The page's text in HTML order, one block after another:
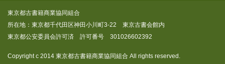
東京都古書籍商業協同組合
所在地：東京都千代田区神田小川町3-22 東京古書会館内
東京都公安委員会許可済 許可番号 301026602392
Copyright c 2014 東京都古書籍商業協同組合 All rights reserved.